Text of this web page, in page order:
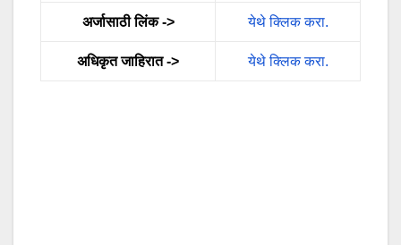
अर्जासाठी लिंक -> येथे क्लिक करा.
अधिकृत जाहिरात -> येथे क्लिक करा.